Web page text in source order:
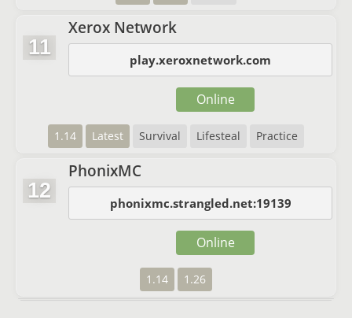
11
Xerox Network
play.xeroxnetwork.com
1.14 Latest Survival Lifesteal Practice
Online
12
PhonixMC
phonixmc.strangled.net:19139
1.14 1.26
Online